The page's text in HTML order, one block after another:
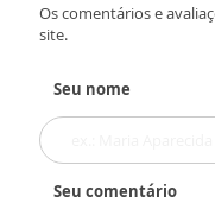
Os comentários e
site.
Seu nome
Seu comentário